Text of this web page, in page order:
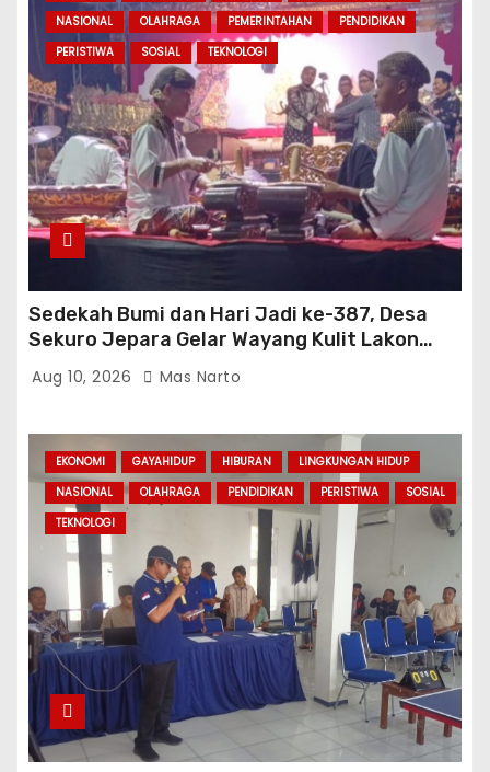
NASIONAL
OLAHRAGA PEMERINTAHAN
PENDIDIKAN
PERISTIWA
SOSIAL TEKNOLOGI
Sedekah Bumi dan Hari Jadi ke-387, Desa
Sekuro Jepara Gelar Wayang Kulit Lakon
“Wahyu Ponco Sejati”
Aug 10, 2026 Mas Narto
EKONOMI GAYAHIDUP HIBURAN
LINGKUNGAN HIDUP
NASIONAL
OLAHRAGA PENDIDIKAN PERISTIWA
SOSIAL
TEKNOLOGI